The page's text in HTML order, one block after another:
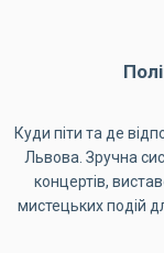
Куди піти та де
Львова. Зручна
концертів,
мистецьких подій